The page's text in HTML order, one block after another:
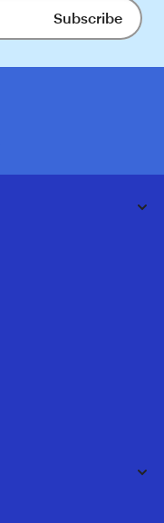
Subscribe